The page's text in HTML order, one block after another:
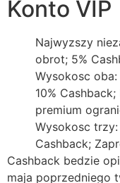
Konto VIP
Najwyzszy
obrot; 5%
Wysokosc
10%
premium
Wysokosc
Cashback;
Cashback bedzie
maja poprzedniego